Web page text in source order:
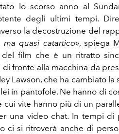
lo scorso anno al
degli ultimi tempi.
la decostruzione del
ma quasi catartico», spiega
film che è un ritratto
fronte alla macchina da
Lawson, che ha cambiato
in pantofole. Ne hanno di
cui vite hanno più di un
una video chat. In tempi di
ci si ritroverà anche di